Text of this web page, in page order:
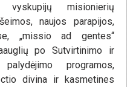
vyskupijų misionierių
naujos parapijos,
„missio ad gentes“
po Sutvirtinimo ir
programos,
divina ir kasmetines